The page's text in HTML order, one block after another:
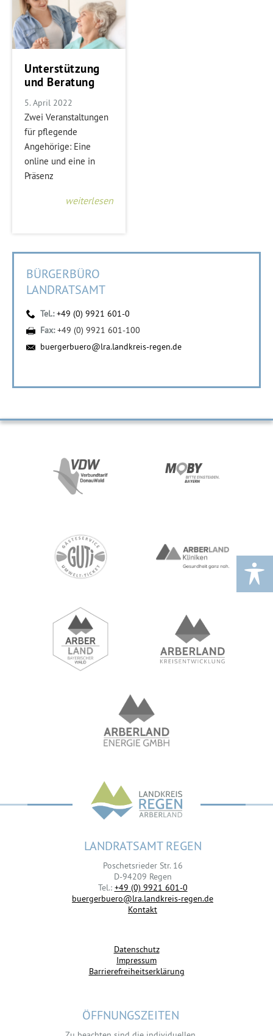
Unterstützung
und Beratung
5. April 2022
Zwei Veranstaltungen
für pflegende
Angehörige: Eine
online und eine in
Präsenz
weiterlesen
BÜRGERBÜRO
LANDRATSAMT
Tel.:+49 (0) 9921 601-0
Fax:+49 (0) 9921 601-100
buergerbuero@lra.landkreis-regen.de
LANDRATSAMT REGEN
Poschetsrieder Str. 16
D-94209 Regen
Tel.: +49 (0) 9921 601-0
buergerbuero@lra.landkreis-regen.de
Kontakt
Datenschutz
Impressum
Barrierefreiheitserklärung
ÖFFNUNGSZEITEN